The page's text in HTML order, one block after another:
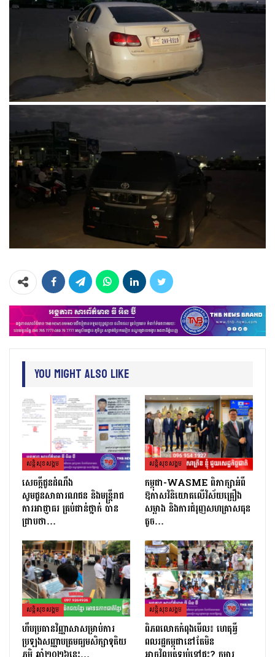
You Might Also Like
សន្តិសុខសង្គម
សេចក្ដីជូនដំណឹង
សូមជូនសាធារណជន និងមន្ត្រីរាជ
ការអាជ្ញាធរ គ្រប់ជាន់ថ្នាក់ បាន
ជ្រាបថា…
សន្តិសុខសង្គម
កម្ពុជា-WASME ពិភាក្សាអំពី
ឱកាសវិនិយោគលើវិស័យគ្រឿង
សម្អាង និងការជំរុញសហគ្រាសធុន
តូច…
សន្តិសុខសង្គម
ហឹបប្រធានវិញ្ញាសាសម្រាប់ការ
ប្រឡងសញ្ញាបត្រ​មធ្យមសិក្សាទុតិយ
សន្តិសុខសង្គម
ពិភពលោកកំពុងមើល៖ ហេតុអ្វី
ពលរដ្ឋកម្ពុជានៅតែមិន